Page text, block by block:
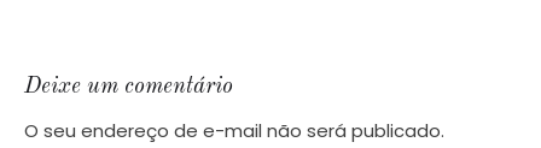
Deixe um comentário
O seu endereço de e-mail não será publicado.